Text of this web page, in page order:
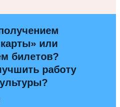
или
билетов?
работу